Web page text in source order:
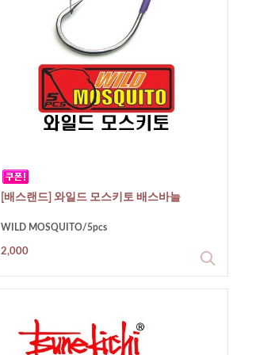
[배스랜드] 와일드 모스키토 배스바늘
WILD MOSQUITO/5pcs
2,000